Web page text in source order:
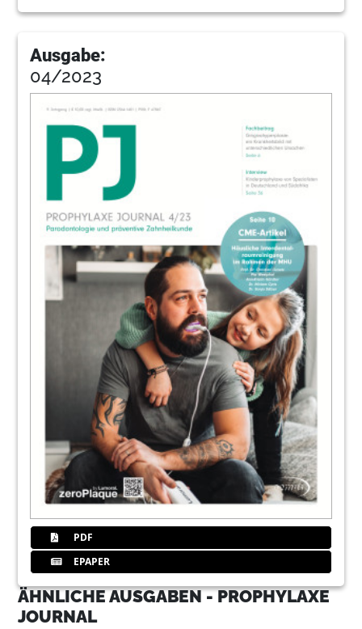
Ausgabe:
04/2023
PDF
EPAPER
ÄHNLICHE AUSGABEN - PROPHYLAXE
JOURNAL